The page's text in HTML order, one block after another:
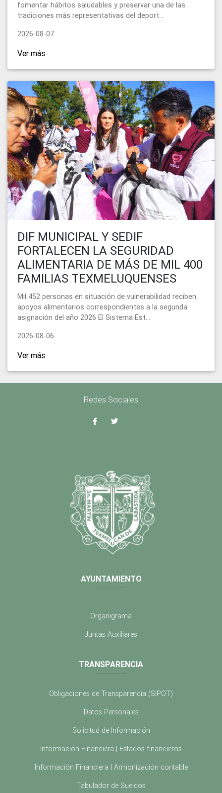
fomentar hábitos saludables y preservar una de las
tradiciones más representativas del deport...
2026-08-07
Ver más
DIF MUNICIPAL Y SEDIF
FORTALECEN LA SEGURIDAD
ALIMENTARIA DE MÁS DE MIL 400
FAMILIAS TEXMELUQUENSES
Mil 452 personas en situación de vulnerabilidad reciben
apoyos alimentarios correspondientes a la segunda
asignación del año 2026 El Sistema Est...
2026-08-06
Ver más
Redes Sociales
AYUNTAMIENTO
Organigrama
Juntas Auxiliares
TRANSPARENCIA
Obligaciones de Transparencia (SIPOT)
Datos Personales
Solicitud de Información
Información Financiera | Estados financieros
Información Financiera | Armonización contable
Tabulador de Sueldos